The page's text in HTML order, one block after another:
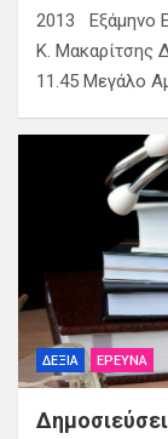
2013 Εξάμηνο
Κ. Μακαρίτσης
11.45 Μεγάλο
ΔΕΞΙΆ ΈΡΕΥΝΑ